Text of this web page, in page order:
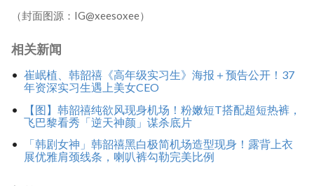
（封面图源：IG@xeesoxee）
相关新闻
崔岷植、韩韶禧《高年级实习生》海报＋预告公开！37
年资深实习生遇上美女CEO
【图】韩韶禧纯欲风现身机场！粉嫩短T搭配超短热裤，
飞巴黎看秀「逆天神颜」谋杀底片
「韩剧女神」韩韶禧黑白极简机场造型现身！露背上衣
展优雅肩颈线条，喇叭裤勾勒完美比例